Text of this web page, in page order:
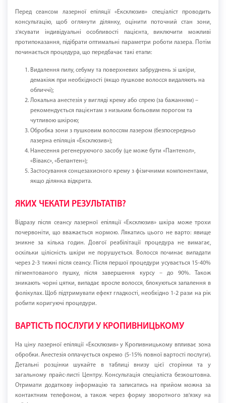
Перед сеансом лазерної епіляції «Ексклюзив» спеціаліст проводить
консультацію, щоб оглянути ділянку, оцінити поточний стан зони,
з'ясувати індивідуальні особливості пацієнта, виключити можливі
протипоказання, підібрати оптимальні параметри роботи лазера. Потім
починається процедура, що передбачає такі етапи:
Видалення пилу, себуму та поверхневих забруднень зі шкіри,
демакіяж при необхідності (якщо пушкове волосся видаляють на
обличчі);
Локальна анестезія у вигляді крему або спрею (за бажанням) –
рекомендується пацієнтам з низьким больовим порогом та
чутливою шкірою;
Обробка зони з пушковим волоссям лазером (безпосередньо
лазерна епіляція «Ексклюзив»);
Нанесення регенеруючого засобу (це може бути «Пантенол»,
«Вівакс», «Бепантен»);
Застосування сонцезахисного крему з фізичними компонентами,
якщо ділянка відкрита.
ЯКИХ ЧЕКАТИ РЕЗУЛЬТАТІВ?
Відразу після сеансу лазерної епіляції «Ексклюзив» шкіра може трохи
почервоніти, що вважається нормою. Лякатись цього не варто: явище
зникне за кілька годин. Довгої реабілітації процедура не вимагає,
оскільки цілісність шкіри не порушується. Волосся починає випадати
через 2-3 тижні після сеансу. Після першої процедури усувається 15-40%
пігментованого пушку, після завершення курсу – до 90%. Також
зникають чорні цятки, випадає вросле волосся, блокуються запалення в
фолікулах. Щоб підтримувати ефект гладкості, необхідно 1-2 рази на рік
робити коригуючі процедури.
ВАРТІСТЬ ПОСЛУГИ У КРОПИВНИЦЬКОМУ
На ціну лазерної епіляції «Ексклюзив» у Кропивницькому впливає зона
обробки. Анестезія оплачується окремо (5-15% повної вартості послуги).
Детальні розцінки шукайте в таблиці внизу цієї сторінки та у
загальному прайс-листі Центру. Консультація спеціаліста безкоштовна.
Отримати додаткову інформацію та записатись на прийом можна за
контактним телефоном, а також через форму зворотного зв'язку на